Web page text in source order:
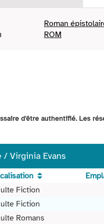
Roman
ROM
d'être authentifié. Les
Virginia Evans
Fiction
Fiction
Romans